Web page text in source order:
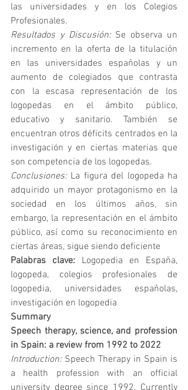
las universidades y en los Colegios
Profesionales.
Resultados y Discusión: Se observa un
incremento en la oferta de la titulación
en las universidades españolas y un
aumento de colegiados que contrasta
con la escasa representación de los
logopedas en el ámbito público,
educativo y sanitario. También se
encuentran otros déficits centrados en la
investigación y en ciertas materias que
son competencia de los logopedas.
Conclusiones: La figura del logopeda ha
adquirido un mayor protagonismo en la
sociedad en los últimos años, sin
embargo, la representación en el ámbito
público, así como su reconocimiento en
ciertas áreas, sigue siendo deficiente
Palabras clave: Logopedia en España,
logopeda, colegios profesionales de
logopedia, universidades españolas,
investigación en logopedia
Summary
Speech therapy, science, and profession
in Spain: a review from 1992 to 2022
Introduction: Speech Therapy in Spain is
a health profession with an official
university degree since 1992. Currently